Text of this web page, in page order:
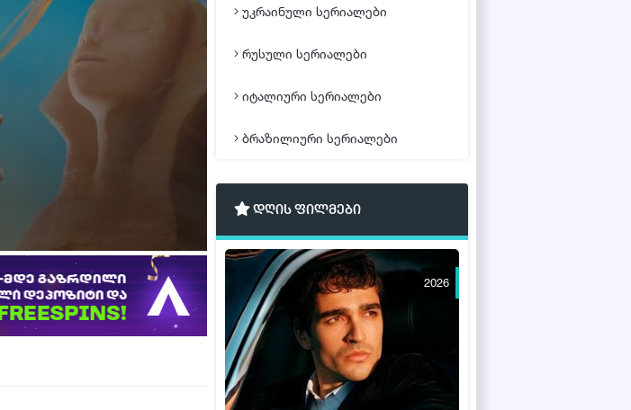
უკრაინული სერიალები
რუსული სერიალები
იტალიური სერიალები
ბრაზილიური სერიალები
დღის ფილმები
2026